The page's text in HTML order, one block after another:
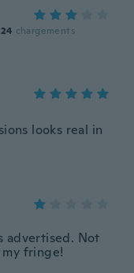
24 chargements
looks real in
advertised. Not
fringe!